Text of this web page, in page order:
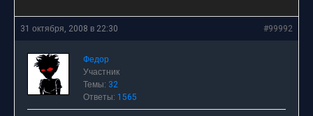
31 октября, 2008 в 22:30 #99992
Федор
Участник
Темы: 32
Ответы: 1565